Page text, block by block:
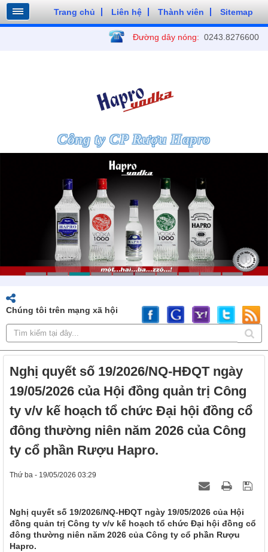
Trang chủ Liên hệ Thành viên Sitemap
Đường dây nóng: 0243.8276600
Công ty CP Rượu Hapro
Chúng tôi trên mạng xã hội
Nghị quyết số 19/2026/NQ-HĐQT ngày
19/05/2026 của Hội đồng quản trị Công
ty v/v kế hoạch tổ chức Đại hội đồng cổ
đông thường niên năm 2026 của Công
ty cổ phần Rượu Hapro.
Thứ ba - 19/05/2026 03:29
Nghị quyết số 19/2026/NQ-HĐQT ngày 19/05/2026 của Hội
đồng quản trị Công ty v/v kế hoạch tổ chức Đại hội đồng cổ
đông thường niên năm 2026 của Công ty cổ phần Rượu
Hapro.